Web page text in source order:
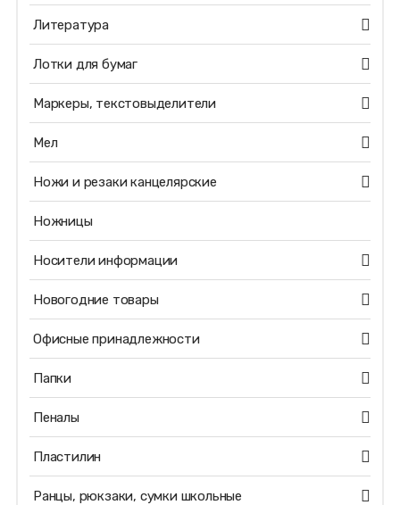
Литература
Лотки для бумаг
Маркеры, текстовыделители
Мел
Ножи и резаки канцелярские
Ножницы
Носители информации
Новогодние товары
Офисные принадлежности
Папки
Пеналы
Пластилин
Ранцы, рюкзаки, сумки школьные